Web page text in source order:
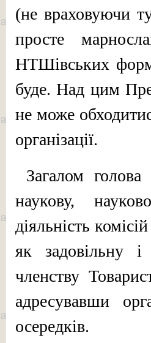
(не вра­ховуючи
просте
НТШівських форм
буде. Над цим
не може
організації.
Загалом
наукову,
діяльність
як задовільну
членству
адресувавши
осередків.